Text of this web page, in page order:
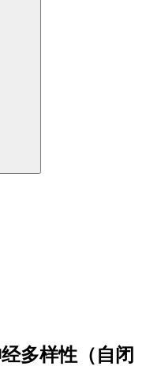
多样性（自闭